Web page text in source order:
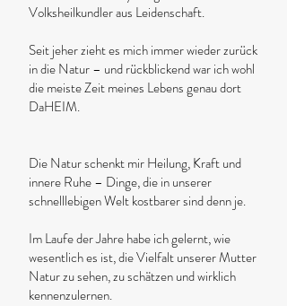
Volksheilkundler aus Leidenschaft.
Seit jeher zieht es mich immer wieder zurück
in die Natur – und rückblickend war ich wohl
die meiste Zeit meines Lebens genau dort
DaHEIM.
Die Natur schenkt mir Heilung, Kraft und
innere Ruhe – Dinge, die in unserer
schnelllebigen Welt kostbarer sind denn je.
Im Laufe der Jahre habe ich gelernt, wie
wesentlich es ist, die Vielfalt unserer Mutter
Natur zu sehen, zu schätzen und wirklich
kennenzulernen.